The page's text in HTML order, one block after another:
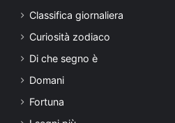
Classifica giornaliera
Curiosità zodiaco
Di che segno è
Domani
Fortuna